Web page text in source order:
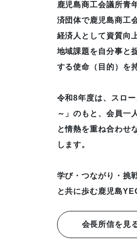
鹿児島商工会議所青
済団体で鹿児島商工
経済人として資質向
地域課題を自分事と
する使命（目的）を
令和8年度は、スロ
～」のもと、会員一
と情熱を重ね合わせ
します。
学び・つながり・挑
と共に歩む鹿児島
会長所信を見